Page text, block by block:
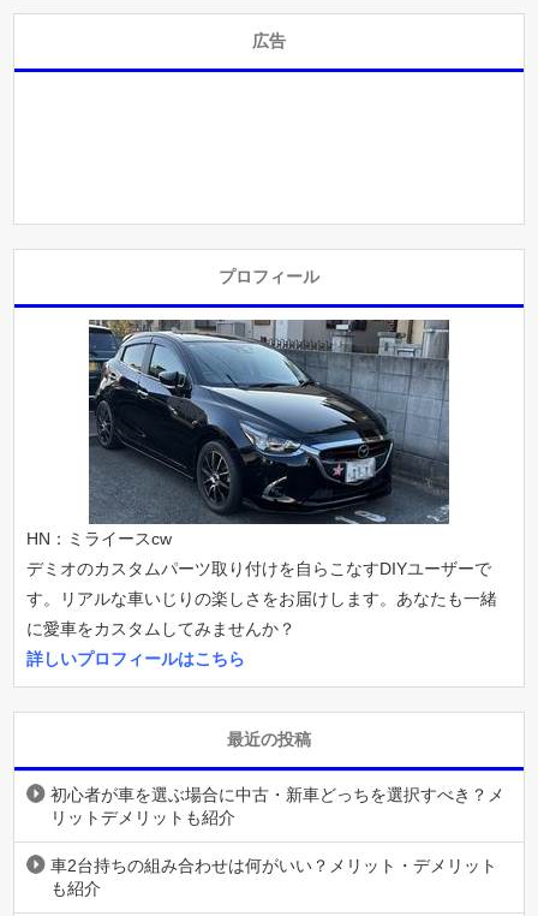
広告
プロフィール
HN：ミライースcw
デミオのカスタムパーツ取り付けを自らこなすDIYユーザーで
す。リアルな車いじりの楽しさをお届けします。あなたも一緒
に愛車をカスタムしてみませんか？
詳しいプロフィールはこちら
最近の投稿
初心者が車を選ぶ場合に中古・新車どっちを選択すべき？メ
リットデメリットも紹介
車2台持ちの組み合わせは何がいい？メリット・デメリット
も紹介